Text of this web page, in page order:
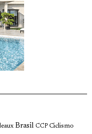
Brasil CCP Ciclismo